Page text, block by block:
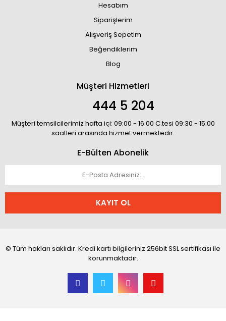
Hesabım
Siparişlerim
Alışveriş Sepetim
Beğendiklerim
Blog
Müşteri Hizmetleri
444 5 204
Müşteri temsilcilerimiz hafta içi: 09:00 - 16:00 C.tesi 09:30 - 15:00
saatleri arasında hizmet vermektedir.
E-Bülten Abonelik
KAYIT OL
© Tüm hakları saklıdır. Kredi kartı bilgileriniz 256bit SSL sertifikası ile
korunmaktadır.